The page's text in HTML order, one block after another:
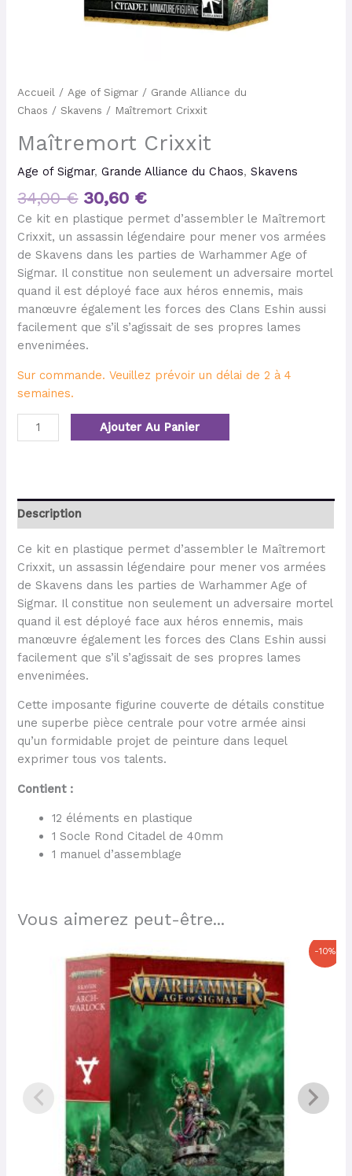
Accueil /Age of Sigmar / Grande Alliance du
Chaos /Skavens / Maîtremort Crixxit
Maîtremort Crixxit
Age of Sigmar,Grande Alliance du Chaos,Skavens
34,00€ 30,60 €
Ce kit en plastique permet d’assembler le Maîtremort
Crixxit, un assassin légendaire pour mener vos armées
de Skavens dans les parties de Warhammer Age of
Sigmar. Il constitue non seulement un adversaire mortel
quand il est déployé face aux héros ennemis, mais
manœuvre également les forces des Clans Eshin aussi
facilement que s’il s’agissait de ses propres lames
envenimées.
Sur commande. Veuillez prévoir un délai de 2 à 4
semaines.
Ajouter Au Panier
Description
Ce kit en plastique permet d’assembler le Maîtremort
Crixxit, un assassin légendaire pour mener vos armées
de Skavens dans les parties de Warhammer Age of
Sigmar. Il constitue non seulement un adversaire mortel
quand il est déployé face aux héros ennemis, mais
manœuvre également les forces des Clans Eshin aussi
facilement que s’il s’agissait de ses propres lames
envenimées.
Cette imposante figurine couverte de détails constitue
une superbe pièce centrale pour votre armée ainsi
qu’un formidable projet de peinture dans lequel
exprimer tous vos talents.
Contient :
12 éléments en plastique
1 Socle Rond Citadel de 40mm
1 manuel d’assemblage
Vous aimerez peut-être...
-10%
prix
initial
était :
32,50 €.
prix
actuel
est :
29,25 €.